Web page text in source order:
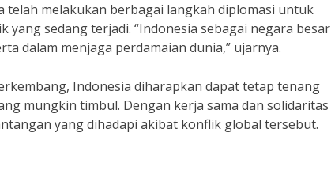
melakukan berbagai langkah diplomasi untuk
sedang terjadi. “Indonesia sebagai negara besar
dalam menjaga perdamaian dunia,” ujarnya.
Indonesia diharapkan dapat tetap tenang
mungkin timbul. Dengan kerja sama dan solidaritas
yang dihadapi akibat konflik global tersebut.